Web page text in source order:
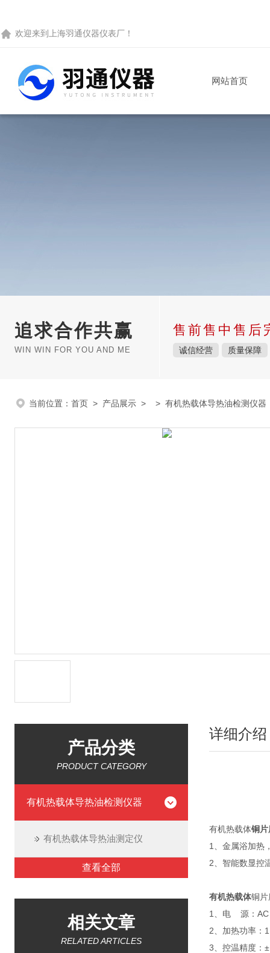
欢迎来到 上海羽通仪器仪表厂 ！
网站首页
追求合作共赢
WIN WIN FOR YOU AND ME
售前售中售后
诚信经营 质量保障
当前位置： 首页 > 产品展示 > > 有机热载体导热油检测仪器
产品分类
PRODUCT CATEGORY
有机热载体导热油检测仪器
有机热载体导热油测定仪
查看全部
相关文章
RELATED ARTICLES
详细介绍
有机热载体铜片
1、金属浴加热
2、智能数显控
有机热载体铜片
1、电 源：AC
2、加热功率：
3、控温精度：